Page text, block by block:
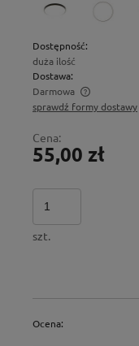
Dostępność:
duża ilość
Dostawa:
Darmowa
Cena nie zawiera
sprawdź formy dostawy
Cena:
55,00 zł
szt.
Ocena: